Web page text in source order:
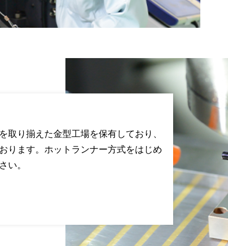
取り揃えた金型工場を保有しており、
ります。ホットランナー方式をはじめ
い。